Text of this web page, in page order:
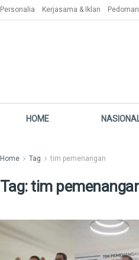
Personalia Kerjasama & Iklan
HOME
Home Tag tim pemenangan
Tag:tim